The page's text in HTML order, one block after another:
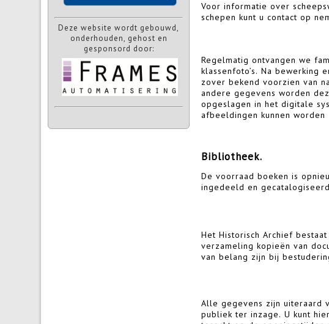
Deze website wordt gebouwd,
onderhouden, gehost en
gesponsord door:
Voor informatie over
schepen kunt u contact op
Regelmatig ontvangen we
klassenfoto’s. Na bewerking
zover bekend voorzien van
andere gegevens worden
opgeslagen in het digitale
afbeeldingen kunnen worden
Bibliotheek.
De voorraad boeken is
ingedeeld en
catalogus vindt u onder de
Het Historisch Archief
verzameling kopieën van
van belang zijn bij
gegevens beschikbaar van
zang- en
Alle gegevens zijn uiteraard
publiek ter inzage. U kunt
telefoontje of een emailtje